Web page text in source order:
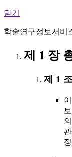
닫기
학술연구정보서비
제 1 장
제 1